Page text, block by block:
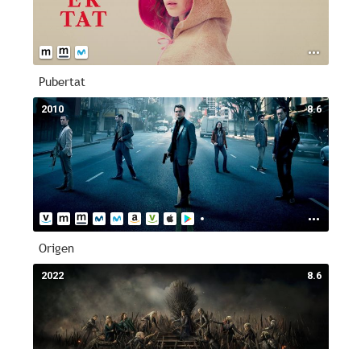
Pubertat
8.6
2010
Origen
8.6
2022